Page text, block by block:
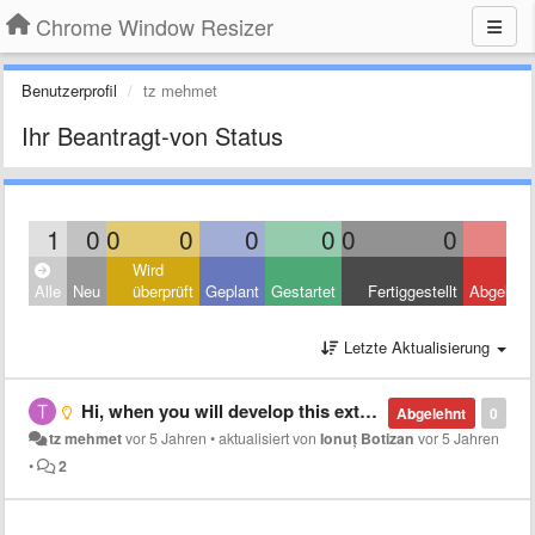
Chrome Window Resizer
Benutzerprofil tz mehmet
Ihr Beantragt-von Status
1 0 0 0 0 0 0 0
Alle Neu
Wird
überprüft Geplant Gestartet Fertiggestellt
Letzte Aktualisierung
0
Abgelehnt
Hi, when you will develop this extension for Safari 14.0?
tz mehmetvor 5 Jahren •aktualisiert vonIonuț Botizan vor 5 Jahren
•
2